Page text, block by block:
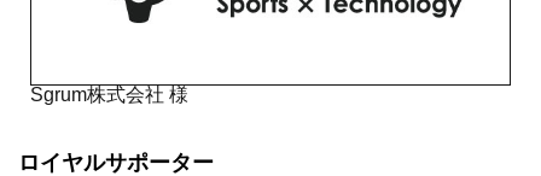
Sgrum株式会社 様
ロイヤルサポーター